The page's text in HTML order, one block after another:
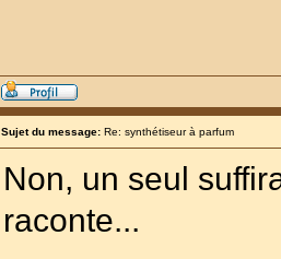
Sujet du message: Re: synthétiseur à parfum
Non, un seul
raconte...